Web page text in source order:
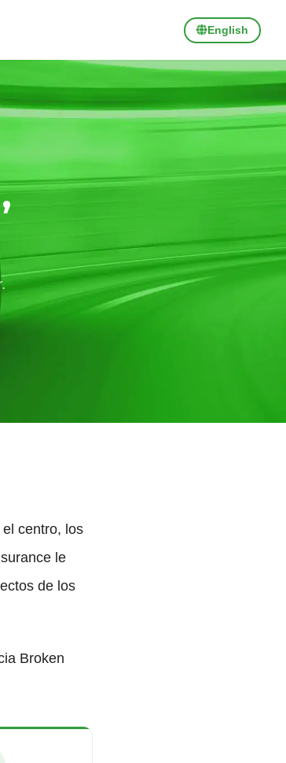
English
centro, los
le
de los
Broken